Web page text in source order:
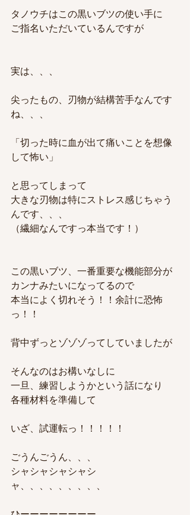
タノウチはこの黒いブツの使い手に
ご指名いただいているんですが
実は、、、
尖ったもの、刃物が結構苦手なんです
ね、、、
「切った時に血が出て痛いことを想像
して怖い」
と思ってしまって
大きな刃物は特にストレス感じちゃう
んです、、、
（繊細なんですっ本当です！）
この黒いブツ、一番重要な機能部分が
カンナみたいになってるので
本当によく切れそう！！余計に恐怖
っ！！
背中ずっとゾゾゾってしていましたが
そんなのはお構いなしに
一旦、練習しようかという話になり
各種材料を準備して
いざ、試運転っ！！！！！
ごうんごうん、、、
シャシャシャシャシ
ャ、、、、、、、、、